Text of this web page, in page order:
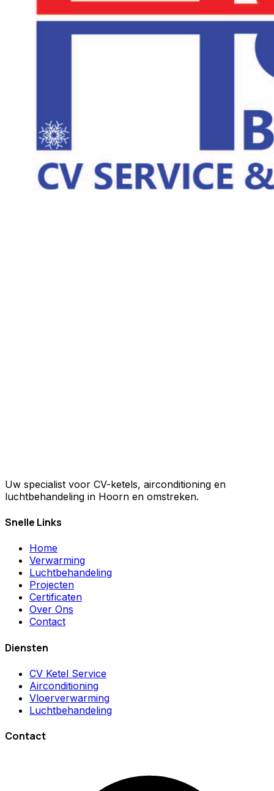
Uw specialist voor CV-ketels, airconditioning en
luchtbehandeling in Hoorn en omstreken.
Snelle Links
Home
Verwarming
Luchtbehandeling
Projecten
Certificaten
Over Ons
Contact
Diensten
CV Ketel Service
Airconditioning
Vloerverwarming
Luchtbehandeling
Contact